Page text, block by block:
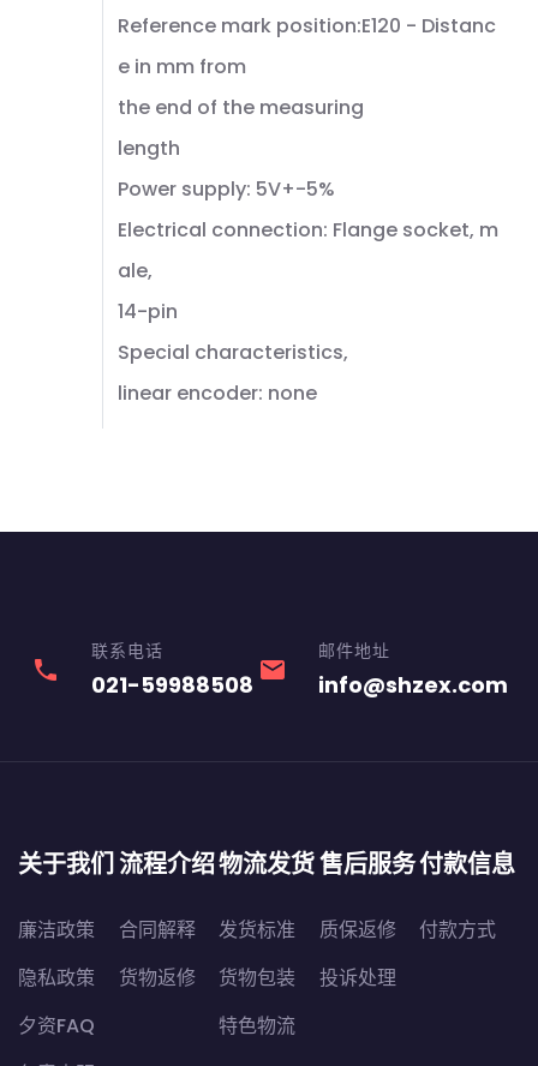
Reference mark position:E120 - Distanc
e in mm from
the end of the measuring
length
Power supply: 5V+-5%
Electrical connection: Flange socket, m
ale,
14-pin
Special characteristics,
linear encoder: none
phone
联系电话
021-59988508 email
邮件地址
info@shzex.com
关于我们
廉洁政策
隐私政策
夕资FAQ
流程介绍
合同解释
货物返修
物流发货
发货标准
货物包装
特色物流
售后服务
质保返修
投诉处理
付款信息
付款方式